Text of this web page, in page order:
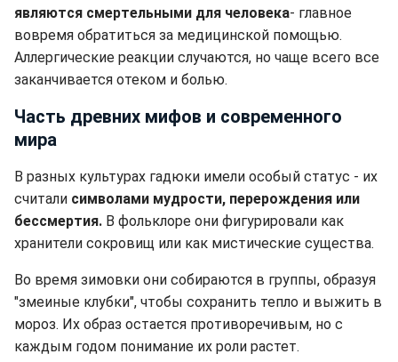
являются смертельными для человека- главное
вовремя обратиться за медицинской помощью.
Аллергические реакции случаются, но чаще всего все
заканчивается отеком и болью.
Часть древних мифов и современного
мира
В разных культурах гадюки имели особый статус - их
считали символами мудрости, перерождения или
бессмертия. В фольклоре они фигурировали как
хранители сокровищ или как мистические существа.
Во время зимовки они собираются в группы, образуя
"змеиные клубки", чтобы сохранить тепло и выжить в
мороз. Их образ остается противоречивым, но с
каждым годом понимание их роли растет.